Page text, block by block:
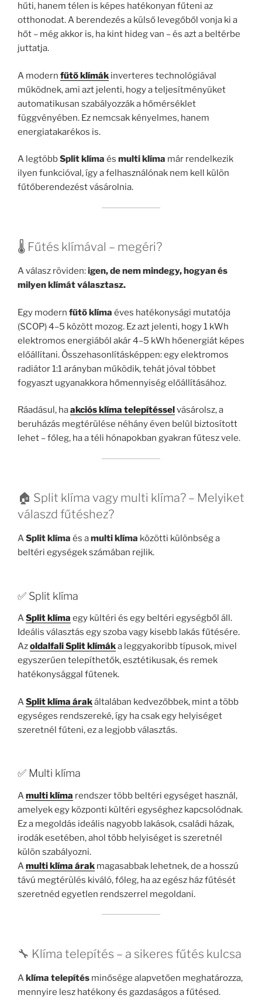
hűti, hanem télen is képes hatékonyan fűteni az
otthonodat. A berendezés a külső levegőből vonja ki a
hőt – még akkor is, ha kint hideg van – és azt a beltérbe
juttatja.
A modern fűtő klímák inverteres technológiával
működnek, ami azt jelenti, hogy a teljesítményüket
automatikusan szabályozzák a hőmérséklet
függvényében. Ez nemcsak kényelmes, hanem
energiatakarékos is.
A legtöbbSplit klíma és multi klíma már rendelkezik
ilyen funkcióval, így a felhasználónak nem kell külön
fűtőberendezést vásárolnia.
🌡️ Fűtés klímával – megéri?
A válasz röviden:igen, de nem mindegy, hogyan és
milyen klímát választasz.
Egy modern fűtő klíma éves hatékonysági mutatója
(SCOP) 4–5 között mozog. Ez azt jelenti, hogy 1 kWh
elektromos energiából akár 4–5 kWh hőenergiát képes
előállítani. Összehasonlításképpen: egy elektromos
radiátor 1:1 arányban működik, tehát jóval többet
fogyaszt ugyanakkora hőmennyiség előállításához.
Ráadásul, haakciós klíma telepítésselvásárolsz, a
beruházás megtérülése néhány éven belül biztosított
lehet – főleg, ha a téli hónapokban gyakran fűtesz vele.
🏠 Split klíma vagy multi klíma? – Melyiket
válaszd fűtéshez?
ASplit klíma és amulti klíma közötti különbség a
beltéri egységek számában rejlik.
✅ Split klíma
ASplit klíma egy kültéri és egy beltéri egységből áll.
Ideális választás egy szoba vagy kisebb lakás fűtésére.
Azoldalfali Split klímáka leggyakoribb típusok, mivel
egyszerűen telepíthetők, esztétikusak, és remek
hatékonysággal fűtenek.
ASplit klíma árakáltalában kedvezőbbek, mint a több
egységes rendszereké, így ha csak egy helyiséget
szeretnél fűteni, ez a legjobb választás.
✅ Multi klíma
Amulti klíma rendszer több beltéri egységet használ,
amelyek egy központi kültéri egységhez kapcsolódnak.
Ez a megoldás ideális nagyobb lakások, családi házak,
irodák esetében, ahol több helyiséget is szeretnél
külön szabályozni.
Amulti klíma árak magasabbak lehetnek, de a hosszú
távú megtérülés kiváló, főleg, ha az egész ház fűtését
szeretnéd egyetlen rendszerrel megoldani.
🔧 Klíma telepítés – a sikeres fűtés kulcsa
Aklíma telepítés minősége alapvetően meghatározza,
mennyire lesz hatékony és gazdaságos a fűtésed.